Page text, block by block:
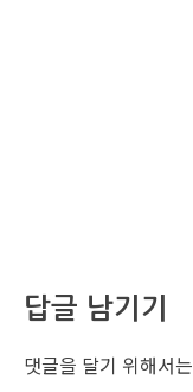
답글 남기기
댓글을 달기 위해서는